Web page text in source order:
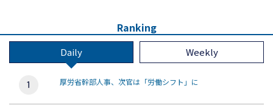
Ranking
Daily Weekly
厚労省幹部人事、次官は「労働シフト」に